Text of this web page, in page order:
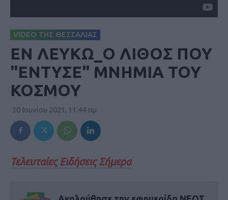
VIDEO ΤΗΣ ΘΕΣΣΑΛΙΑΣ
ΕΝ ΛΕΥΚΩ_Ο ΛΙΘΟΣ ΠΟΥ
"ΕΝΤΥΣΕ" ΜΝΗΜΙΑ ΤΟΥ
ΚΟΣΜΟΥ
30 Ιουνίου 2021, 11:44 πμ
Τελευταίες Ειδήσεις Σήμερα